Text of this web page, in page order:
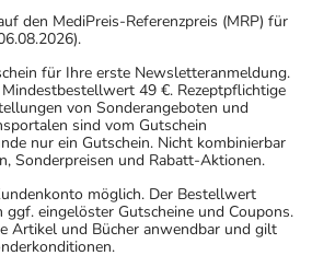
den MediPreis-Referenzpreis (MRP) für
für Ihre erste Newsletteranmeldung.
49 €. Rezeptpflichtige
von Sonderangeboten und
sind vom Gutschein
nur ein Gutschein. Nicht kombinierbar
Sonderpreisen und Rabatt-Aktionen.
möglich. Der Bestellwert
ggf. eingelöster Gutscheine und Coupons.
Artikel und Bücher anwendbar und gilt